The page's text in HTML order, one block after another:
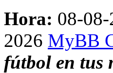
Hora: 08-
2026 MyBB
fútbol en tus